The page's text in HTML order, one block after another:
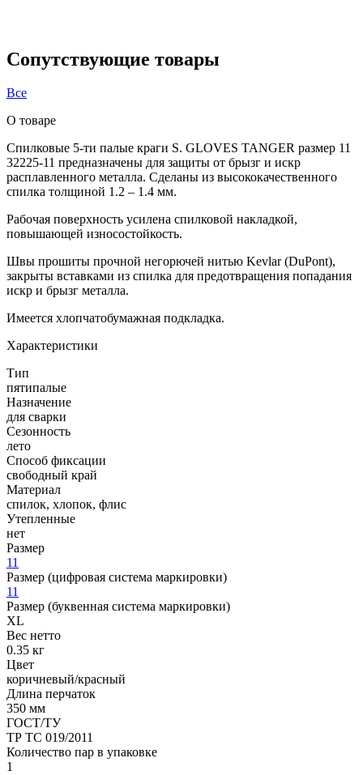
Сопутствующие товары
Все
О товаре
Спилковые 5-ти палые краги S. GLOVES TANGER размер 11
32225-11 предназначены для защиты от брызг и искр
расплавленного металла. Сделаны из высококачественного
спилка толщиной 1.2 – 1.4 мм.
Рабочая поверхность усилена спилковой накладкой,
повышающей износостойкость.
Швы прошиты прочной негорючей нитью Kevlar (DuPont),
закрыты вставками из спилка для предотвращения попадания
искр и брызг металла.
Имеется хлопчатобумажная подкладка.
Характеристики
Тип
пятипалые
Назначение
для сварки
Сезонность
лето
Способ фиксации
свободный край
Материал
спилок, хлопок, флис
Утепленные
нет
Размер
11
Размер (цифровая система маркировки)
11
Размер (буквенная система маркировки)
XL
Вес нетто
0.35 кг
Цвет
коричневый/красный
Длина перчаток
350 мм
ГОСТ/ТУ
ТР ТС 019/2011
Количество пар в упаковке
1